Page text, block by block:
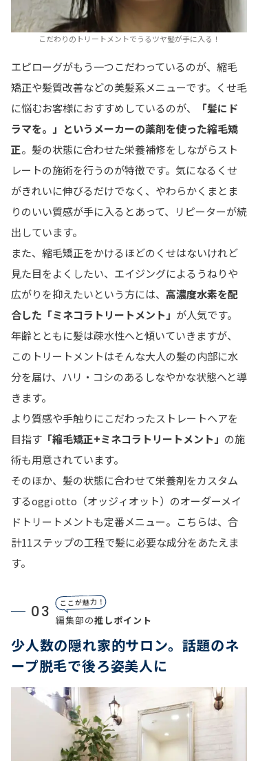
こだわりのトリートメントでうるツヤ髪が手に入る！
エピローグがもう一つこだわっているのが、縮毛
矯正や髪質改善などの美髪系メニューです。くせ毛
に悩むお客様におすすめしているのが、
「髪にド
ラマを。」というメーカーの薬剤を使った縮毛矯
正。髪の状態に合わせた栄養補修をしながらスト
レートの施術を行うのが特徴です。気になるくせ
がきれいに伸びるだけでなく、やわらかくまとま
りのいい質感が手に入るとあって、リピーターが続
出しています。
また、縮毛矯正をかけるほどのくせはないけれど
見た目をよくしたい、エイジングによるうねりや
広がりを抑えたいという方には、 高濃度水素を配
合した「ミネコラトリートメント」 が人気です。
年齢とともに髪は疎水性へと傾いていきますが、
このトリートメントはそんな大人の髪の内部に水
分を届け、ハリ・コシのあるしなやかな状態へと導
きます。
より質感や手触りにこだわったストレートヘアを
目指す 「縮毛矯正+ミネコラトリートメント」 の施
術も用意されています。
そのほか、髪の状態に合わせて栄養剤をカスタム
するoggi otto（オッジィオット）のオーダーメイ
ドトリートメントも定番メニュー。こちらは、合
計11ステップの工程で髪に必要な成分をあたえま
す。
03
ここが魅力！
編集部の推しポイント
少人数の隠れ家的サロン。話題のネ
ープ脱毛で後ろ姿美人に